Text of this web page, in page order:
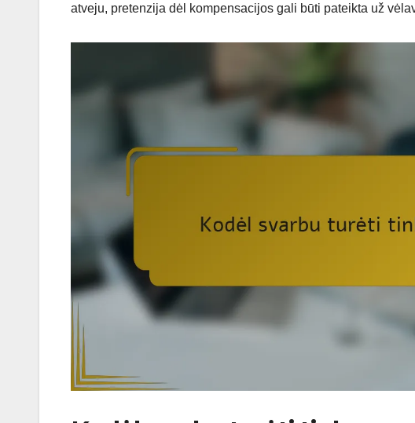
atveju, pretenzija dėl kompensacijos gali būti pateikta už